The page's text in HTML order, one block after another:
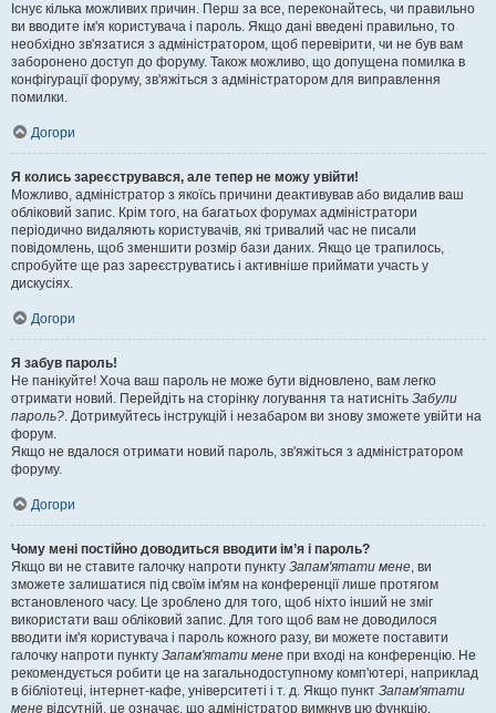
Існує кілька можливих причин. Перш за все, переконайтесь, чи правильно
ви вводите ім'я користувача і пароль. Якщо дані введені правильно, то
необхідно зв'язатися з адміністратором, щоб перевірити, чи не був вам
заборонено доступ до форуму. Також можливо, що допущена помилка в
конфігурації форуму, зв'яжіться з адміністратором для виправлення
помилки.
Догори
Я колись зареєструвався, але тепер не можу увійти!
Можливо, адміністратор з якоїсь причини деактивував або видалив ваш
обліковий запис. Крім того, на багатьох форумах адміністратори
періодично видаляють користувачів, які тривалий час не писали
повідомлень, щоб зменшити розмір бази даних. Якщо це трапилось,
спробуйте ще раз зареєструватись і активніше приймати участь у
дискусіях.
Догори
Я забув пароль!
Не панікуйте! Хоча ваш пароль не може бути відновлено, вам легко
отримати новий. Перейдіть на сторінку логування та натисніть Забули
пароль?. Дотримуйтесь інструкцій і незабаром ви знову зможете увійти на
форум.
Якщо не вдалося отримати новий пароль, зв'яжіться з адміністратором
форуму.
Догори
Чому мені постійно доводиться вводити ім’я і пароль?
Якщо ви не ставите галочку напроти пункту Запам'ятати мене, ви
зможете залишатися під своїм ім'ям на конференції лише протягом
встановленого часу. Це зроблено для того, щоб ніхто інший не зміг
використати ваш обліковий запис. Для того щоб вам не доводилося
вводити ім'я користувача і пароль кожного разу, ви можете поставити
галочку напроти пункту Запам'ятати мене при вході на конференцію. Не
рекомендується робити це на загальнодоступному комп'ютері, наприклад
в бібліотеці, інтернет-кафе, університеті і т. д. Якщо пункт Запам'ятати
мене відсутній, це означає, що адміністратор вимкнув цю функцію.